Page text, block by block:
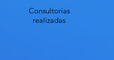
Consultorías
realizadas